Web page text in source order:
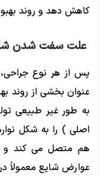
کاهش دهد و روند
علت سفت شدن
پس از هر نوع
عنوان بخشی از روند
به طور غیر طبیعی
اصلی ) را به شکل
هم متصل می کند و
عوارض شایع معمولاً